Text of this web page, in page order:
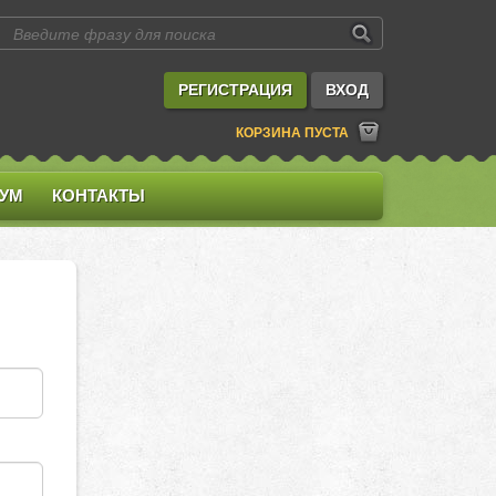
РЕГИСТРАЦИЯ ВХОД
КОРЗИНА ПУСТА
КОНТАКТЫ